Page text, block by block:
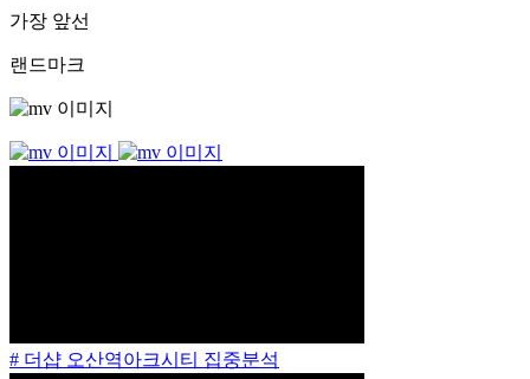
가장 앞선
랜드마크
# 더샵 오산역아크시티 집중분석